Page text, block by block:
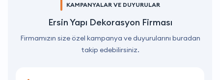
KAMPANYALAR VE DUYURULAR
Ersin Yapı Dekorasyon Firması
Firmamızın size özel kampanya ve duyurularını buradan
takip edebilirsiniz.